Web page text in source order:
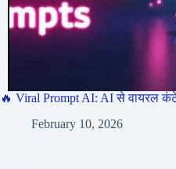
🔥 Viral Prompt AI: AI से वायरल
February 10, 2026